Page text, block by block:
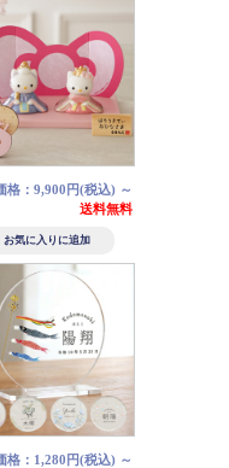
格：9,900円(税込) ～
送料無料
格：1,280円(税込) ～